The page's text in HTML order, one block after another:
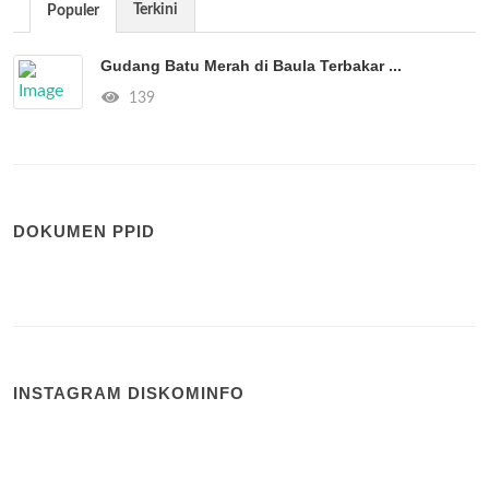
Populer Terkini
Gudang Batu Merah di Baula Terbakar ...
139
DOKUMEN PPID
INSTAGRAM DISKOMINFO